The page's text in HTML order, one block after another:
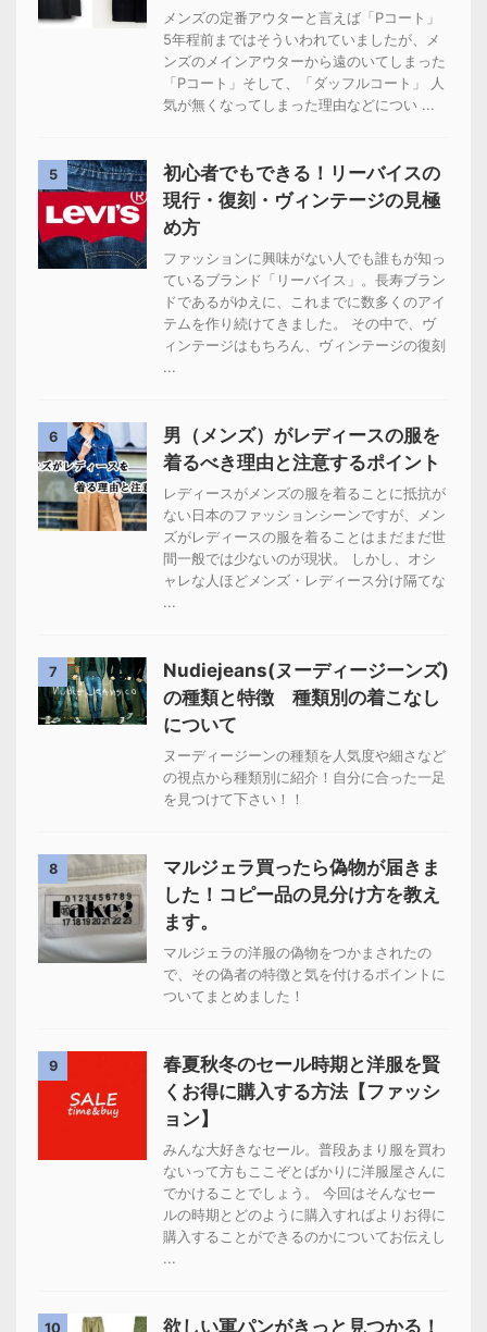
メンズの定番アウターと言えば「Pコート」
5年程前まではそういわれていましたが、メ
ンズのメインアウターから遠のいてしまった
「Pコート」そして、「ダッフルコート」 人
気が無くなってしまった理由などについ ...
5
初心者でもできる！リーバイスの
現行・復刻・ヴィンテージの見極
め方
ファッションに興味がない人でも誰もが知っ
ているブランド「リーバイス」。長寿ブラン
ドであるがゆえに、これまでに数多くのアイ
テムを作り続けてきました。 その中で、ヴ
ィンテージはもちろん、ヴィンテージの復刻
...
6
男（メンズ）がレディースの服を
着るべき理由と注意するポイント
レディースがメンズの服を着ることに抵抗が
ない日本のファッションシーンですが、メン
ズがレディースの服を着ることはまだまだ世
間一般では少ないのが現状。 しかし、オシ
ャレな人ほどメンズ・レディース分け隔てな
...
7
Nudiejeans(ヌーディージーンズ)
の種類と特徴 種類別の着こなし
について
ヌーディージーンの種類を人気度や細さなど
の視点から種類別に紹介！自分に合った一足
を見つけて下さい！！
8
マルジェラ買ったら偽物が届きま
した！コピー品の見分け方を教え
ます。
マルジェラの洋服の偽物をつかまされたの
で、その偽者の特徴と気を付けるポイントに
ついてまとめました！
9
春夏秋冬のセール時期と洋服を賢
くお得に購入する方法【ファッシ
ョン】
みんな大好きなセール。普段あまり服を買わ
ないって方もここぞとばかりに洋服屋さんに
でかけることでしょう。 今回はそんなセー
ルの時期とどのように購入すればよりお得に
購入することができるのかについてお伝えし
...
10 欲しい軍パンがきっと見つかる！